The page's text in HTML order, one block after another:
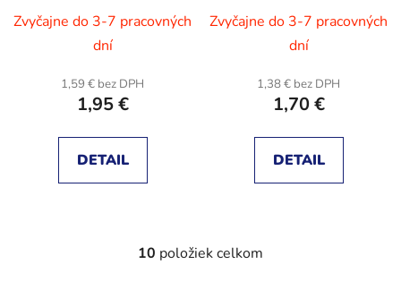
Zvyčajne do 3-7 pracovných
dní
1,59 € bez DPH
1,95 €
DETAIL
Zvyčajne do 3-7 pracovných
dní
1,38 € bez DPH
1,70 €
DETAIL
O
10 položiek celkom